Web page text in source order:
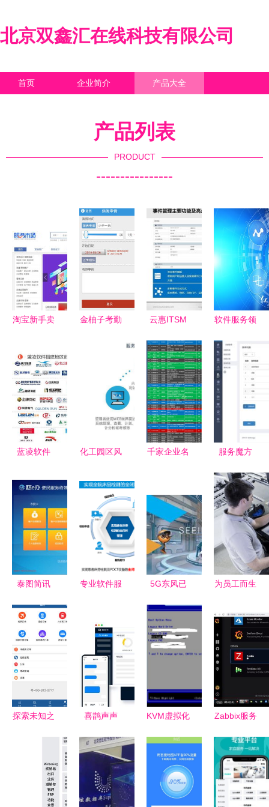
北京双鑫汇在线科技有限公司
首页 企业简介 产品大全
产品列表
PRODUCT
----------------
淘宝新手卖
效实用的服
务软件全攻
略
金柚子考勤
的智能解决
方案
云惠ITSM
来的智能IT
运营解决方
案
软件服务领
测2026年
全球边缘计
算支出将达
3170亿美
蓝凌软件
地，以数智
化服务赋能
福建企业高
质量发展
化工园区风
软件 智能
化服务如何
赋能安全管
理
千家企业名
件与服务产
业全景图正
式发布
服务魔方
直观的后台
软件界面设
计
泰图简讯
办”便民服
务机正式入
驻泰顺县图
书馆，数字
赋能便捷服
务
专业软件服
市场调研到
产品交付
5G东风已
内最具潜力
的工业
AR/VR软件
为员工而生
作台，人机
协作新纪元
探索未知之
服务全方位
喜鹊声声
服软件如何
加速签单、
提高复购，
KVM虚拟化
服务与软件
配置中的应
用
Zabbix服务
与Grafana
软件的结合
应用